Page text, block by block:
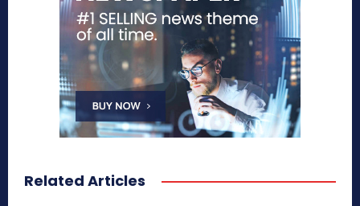
Related Articles